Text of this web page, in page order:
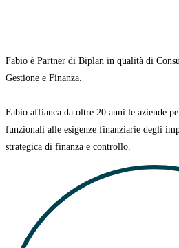
Fabio è Partner di Biplan in qualità di
Gestione e Finanza.
Fabio affianca da oltre 20 anni le aziende
funzionali alle esigenze finanziarie degli
strategica di finanza e controllo.